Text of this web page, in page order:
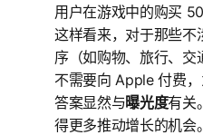
用户在游戏中的购买
这样看来，对于那些
序（如购物、旅行、
不需要向 Apple 付费，
答案显然与曝光度有关
得更多推动增长的机